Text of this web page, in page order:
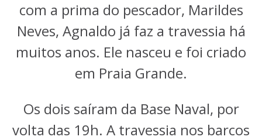
com a prima do pescador, Marildes
Neves, Agnaldo já faz a travessia há
muitos anos. Ele nasceu e foi criado
em Praia Grande.
Os dois saíram da Base Naval, por
volta das 19h. A travessia nos barcos